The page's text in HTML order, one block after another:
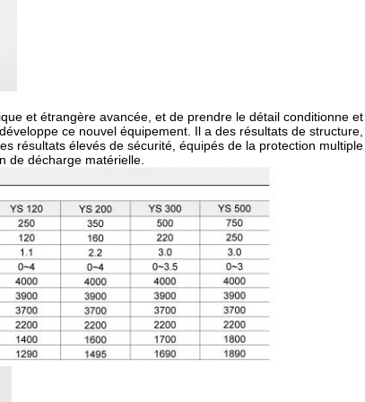
et étrangère avancée, et de prendre le détail conditionne
ce nouvel équipement. Il a des résultats de
résultats élevés de sécurité, équipés de la protection multiple
de décharge matérielle.